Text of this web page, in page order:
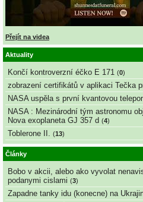
Přejít na videa
Aktuality
Končí kontroverzní éčko E 171 (0)
zobrazení certifikátů v aplikaci Tečka
NASA uspěla s první kvantovou
NASA : Mezinárodní tým astronomu
Nova exoplaneta GJ 357 d (4)
Toblerone II. (13)
Články
Bobo v akcii, alebo ako vyvolat
podanymi cislami (3)
Zapadne tanky idu (konecne) na